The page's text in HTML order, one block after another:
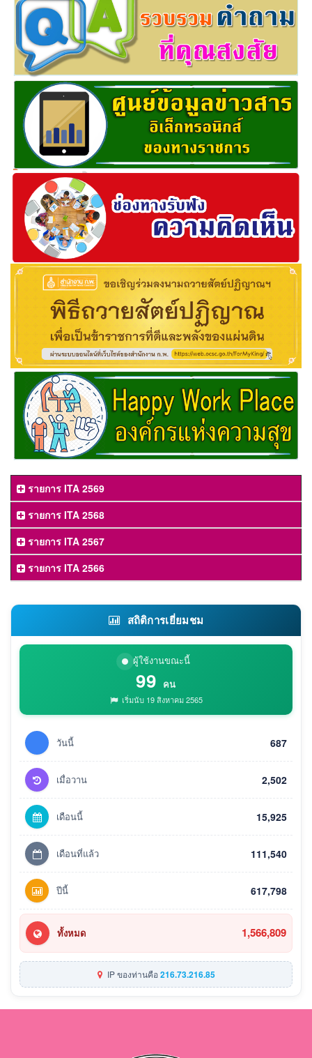
รายการ ITA 2569
รายการ ITA 2568
รายการ ITA 2567
รายการ ITA 2566
สถิติการเยี่ยมชม
ผู้ใช้งานขณะนี้
99 คน
เริ่มนับ 19 สิงหาคม 2565
วันนี้ 687
เมื่อวาน 2,502
เดือนนี้ 15,925
เดือนที่แล้ว 111,540
ปีนี้ 617,798
ทั้งหมด 1,566,809
IP ของท่านคือ216.73.216.85